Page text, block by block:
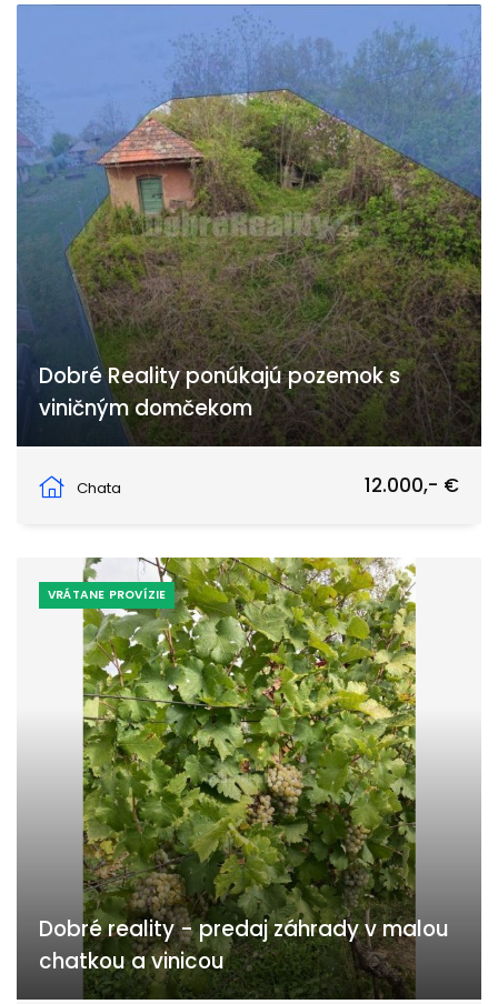
Dobré Reality ponúkajú pozemok s
viničným domčekom
Chata
12.000,- €
VRÁTANE PROVÍZIE
Dobré reality - predaj záhrady v malou
chatkou a vinicou